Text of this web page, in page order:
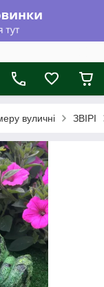
вуличні ЗВІРІ